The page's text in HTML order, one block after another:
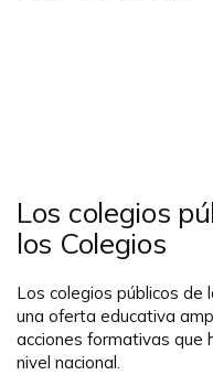
Los colegios
los Colegios
Los colegios públicos de
una oferta educativa
acciones formativas que
nivel nacional.